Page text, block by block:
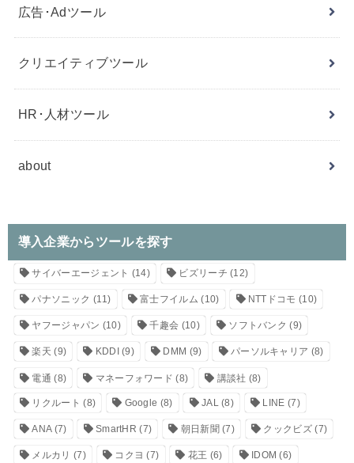
広告･Adツール
クリエイティブツール
HR･人材ツール
about
導入企業からツールを探す
サイバーエージェント (14) ビズリーチ (12)
パナソニック (11) 富士フイルム (10) NTTドコモ (10)
ヤフージャパン (10) 千趣会 (10) ソフトバンク (9)
楽天 (9) KDDI (9) DMM (9) パーソルキャリア (8)
電通 (8) マネーフォワード (8) 講談社 (8)
リクルート (8) Google (8) JAL(8) LINE (7)
ANA(7) SmartHR (7) 朝日新聞 (7) クックビズ(7)
メルカリ (7) コクヨ (7) 花王 (6) IDOM (6)